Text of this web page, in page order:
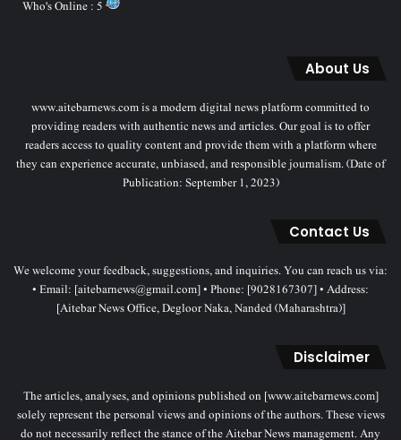
About Us
www.aitebarnews.com is a modern digital news platform committed to
providing readers with authentic news and articles. Our goal is to offer
readers access to quality content and provide them with a platform where
they can experience accurate, unbiased, and responsible journalism. (Date of
Publication: September 1, 2023)
Contact Us
We welcome your feedback, suggestions, and inquiries. You can reach us via:
• Email: [aitebarnews@gmail.com] • Phone: [9028167307] • Address:
[Aitebar News Office, Degloor Naka, Nanded (Maharashtra)]
Disclaimer
The articles, analyses, and opinions published on [www.aitebarnews.com]
solely represent the personal views and opinions of the authors. These views
do not necessarily reflect the stance of the Aitebar News management. Any